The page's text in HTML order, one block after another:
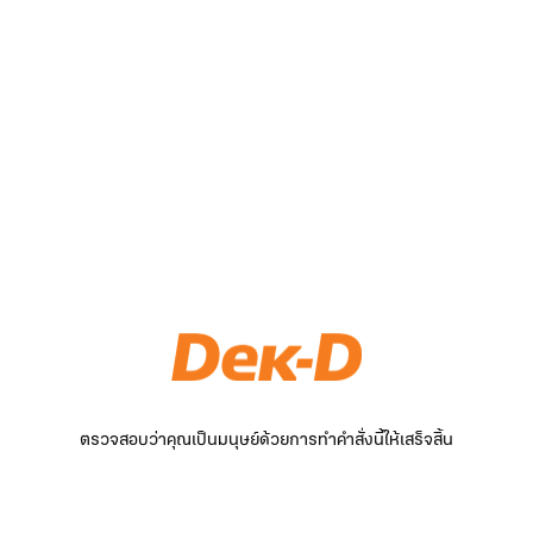
ตรวจสอบว่าคุณเป็นมนุษย์ด้วยการทำคำสั่งนี้ให้เสร็จสิ้น